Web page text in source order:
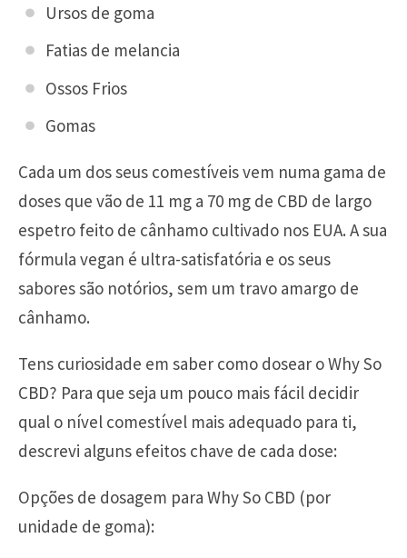
Ursos de goma
Fatias de melancia
Ossos Frios
Gomas
Cada um dos seus comestíveis vem numa gama de
doses que vão de 11 mg a 70 mg de CBD de largo
espetro feito de cânhamo cultivado nos EUA. A sua
fórmula vegan é ultra-satisfatória e os seus
sabores são notórios, sem um travo amargo de
cânhamo.
Tens curiosidade em saber como dosear o Why So
CBD? Para que seja um pouco mais fácil decidir
qual o nível comestível mais adequado para ti,
descrevi alguns efeitos chave de cada dose:
Opções de dosagem para Why So CBD (por
unidade de goma):